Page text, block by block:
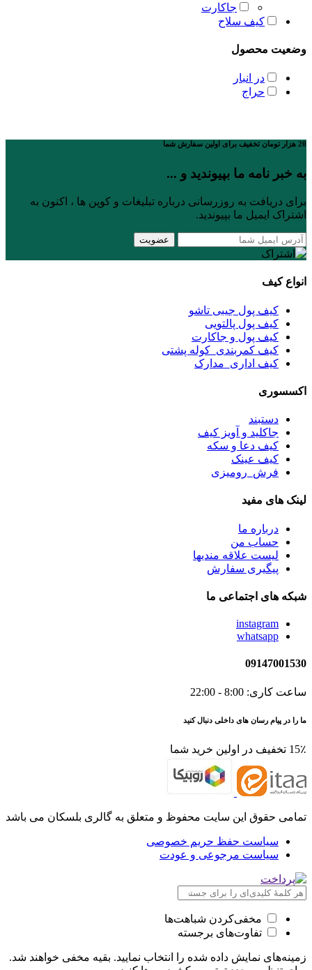
جاکارت
کیف سلاح
وضعیت محصول
در انبار
حراج
20 هزار تومان تخفیف برای اولین سفارش شما
به خبر نامه ما بپیوندید و ...
برای دریافت به روزرسانی درباره تبلیغات و کوپن ها ، اکنون به
اشتراک ایمیل ما بپیوندید.
انواع کیف
کیف پول جیبی تاشو
کیف پول پالتویی
کیف پول و جاکارت
کیف کمربندی_کوله پشتی
کیف اداری_مدارک
اکسسوری
دستبند
جاکلید و آویز کیف
کیف دعا و سکه
کیف عینک
فرش_رومیزی
لینک های مفید
درباره ما
حساب من
لیست علاقه مندیها
پیگیری سفارش
شبکه های اجتماعی ما
instagram
whatsapp
09147001530
ساعت کاری: 8:00 - 22:00
ما را در پیام رسان های داخلی دنبال کنید
15٪ تخفیف در اولین خرید شما
تمامی حقوق این سایت محفوظ و متعلق به گالری بلسکان می باشد
سیاست حفظ حریم خصوصی
سیاست مرجوعی و عودت
مخفی‌کردن شباهت‌ها
تفاوت‌های برجسته
زمینه‌های نمایش داده شده را انتخاب نمایید. بقیه مخفی خواهند شد.